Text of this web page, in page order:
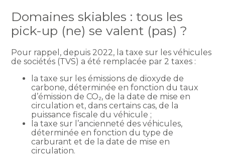
Domaines skiables : tous les
pick-up (ne) se valent (pas) ?
Pour rappel, depuis 2022, la taxe sur les véhicules
de sociétés (TVS) a été remplacée par 2 taxes :
la taxe sur les émissions de dioxyde de
carbone, déterminée en fonction du taux
d’émission de CO₂, de la date de mise en
circulation et, dans certains cas, de la
puissance fiscale du véhicule ;
la taxe sur l’ancienneté des véhicules,
déterminée en fonction du type de
carburant et de la date de mise en
circulation.